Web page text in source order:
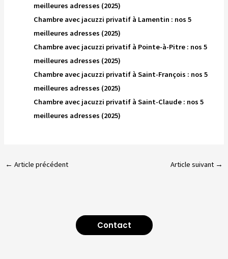
meilleures adresses (2025)
Chambre avec jacuzzi privatif à Lamentin : nos 5
meilleures adresses (2025)
Chambre avec jacuzzi privatif à Pointe-à-Pitre : nos 5
meilleures adresses (2025)
Chambre avec jacuzzi privatif à Saint-François : nos 5
meilleures adresses (2025)
Chambre avec jacuzzi privatif à Saint-Claude : nos 5
meilleures adresses (2025)
← Article précédent Article suivant →
Contact